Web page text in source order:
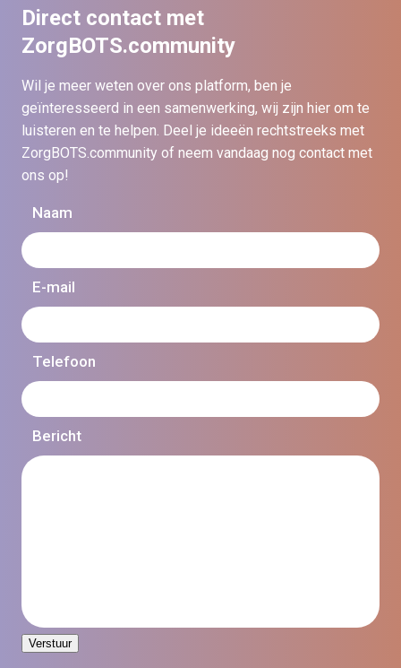
Direct contact met
ZorgBOTS.community
Wil je meer weten over ons platform, ben je
geïnteresseerd in een samenwerking, wij zijn hier om te
luisteren en te helpen. Deel je ideeën rechtstreeks met
ZorgBOTS.community of neem vandaag nog contact met
ons op!
Naam
E-mail
Telefoon
Bericht
Verstuur